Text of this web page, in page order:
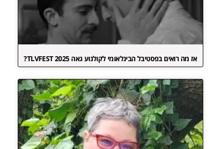
אז מה רואים בפסטיבל הבינלאומי לקולנוע גאה TLVFEST 2025?